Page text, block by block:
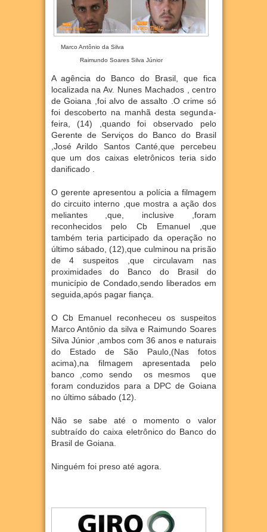
Marco Antônio da Silva
Raimundo Soares Silva Júnior
A agência do Banco do Brasil, que fica
localizada na Av. Nunes Machados , centro
de Goiana ,foi alvo de assalto .O crime só
foi descoberto na manhã desta segunda-
feira, (14) ,quando foi observado pelo
Gerente de Serviços do Banco do Brasil
,José Arildo Santos Canté,que percebeu
que um dos caixas eletrônicos teria sido
danificado .
O gerente apresentou a polícia a filmagem
do circuito interno ,que mostra a ação dos
meliantes ,que, inclusive ,foram
reconhecidos pelo Cb Emanuel ,que
também teria participado da operação no
último sábado, (12),que culminou na prisão
de 4 suspeitos ,que circulavam nas
proximidades do Banco do Brasil do
município de Condado,sendo liberados em
seguida,após pagar fiança.
O Cb Emanuel reconheceu os suspeitos
Marco Antônio da silva e Raimundo Soares
Silva Júnior ,ambos com 36 anos e naturais
do Estado de São Paulo,(Nas fotos
acima),na filmagem apresentada pelo
banco ,como sendo os mesmos que
foram conduzidos para a DPC de Goiana
no último sábado (12).
Não se sabe até o momento o valor
subtraído do caixa eletrônico do Banco do
Brasil de Goiana.
Ninguém foi preso até agora.